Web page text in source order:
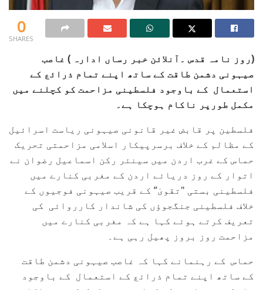
0
SHARES
(روز نامہ قدس ۔آنلائن خبر رساں ادارہ ) غاصب
صیہونی دشمن طاقت کے ساتھ اپنے تمام ذرائع کے
استعمال کے باوجود فلسطینی مزاحمت کو کچلنے میں
مکمل طورپر ناکام ہوچکا ہے۔
فلسطین پر قابض غیر قانونی صیہونی ریاست اسرائیل
کے مظالم کے خلاف برسرپیکار اسلامی مزاحمتی تحریک
حماس کے غرب اردن میں سینئر رکن اسماعیل رضوان نے
اتوار کے روز دریائے اردن کے مغربی کنارے میں
فلسطینی بستی "تقویٰ” کے قریب صیہونی فوجیوں کے
خلاف فلسطینی جنگجوؤں کی شاندار کارروائی کی
تعریف کرتے ہوئے کہا ہے کہ مغربی کنارے میں
مزاحمت روز بروز پھیل رہی ہے۔
حماس کے رہنمانے کہا کہ غاصب صیہونی دشمن طاقت
کے ساتھ اپنے تمام ذرائع کے استعمال کے باوجود